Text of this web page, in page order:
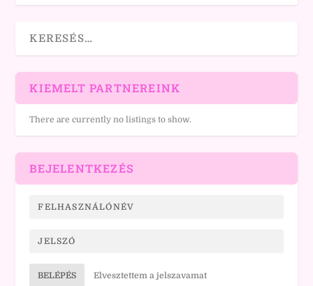
KIEMELT PARTNEREINK
There are currently no listings to show.
BEJELENTKEZÉS
BELÉPÉS Elvesztettem a jelszavamat